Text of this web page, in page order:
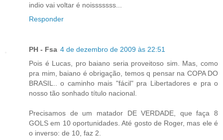
indio vai voltar é noisssssss...
Responder
PH - Fsa 4 de dezembro de 2009 às 22:51
Pois é Lucas, pro baiano seria proveitoso sim. Mas, como
pra mim, baiano é obrigação, temos q pensar na COPA DO
BRASIL.. o caminho mais "fácil" pra Libertadores e pra o
nosso tão sonhado título nacional.
Precisamos de um matador DE VERDADE, que faça 8
GOLS em 10 oportunidades. Até gosto de Roger, mas ele é
o inverso: de 10, faz 2.